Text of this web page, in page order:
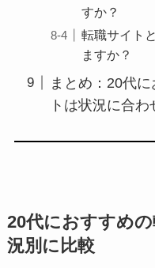
すか？
転職サイト
ますか？
まとめ：20代
トは状況に合わ
20代におすすめ
況別に比較